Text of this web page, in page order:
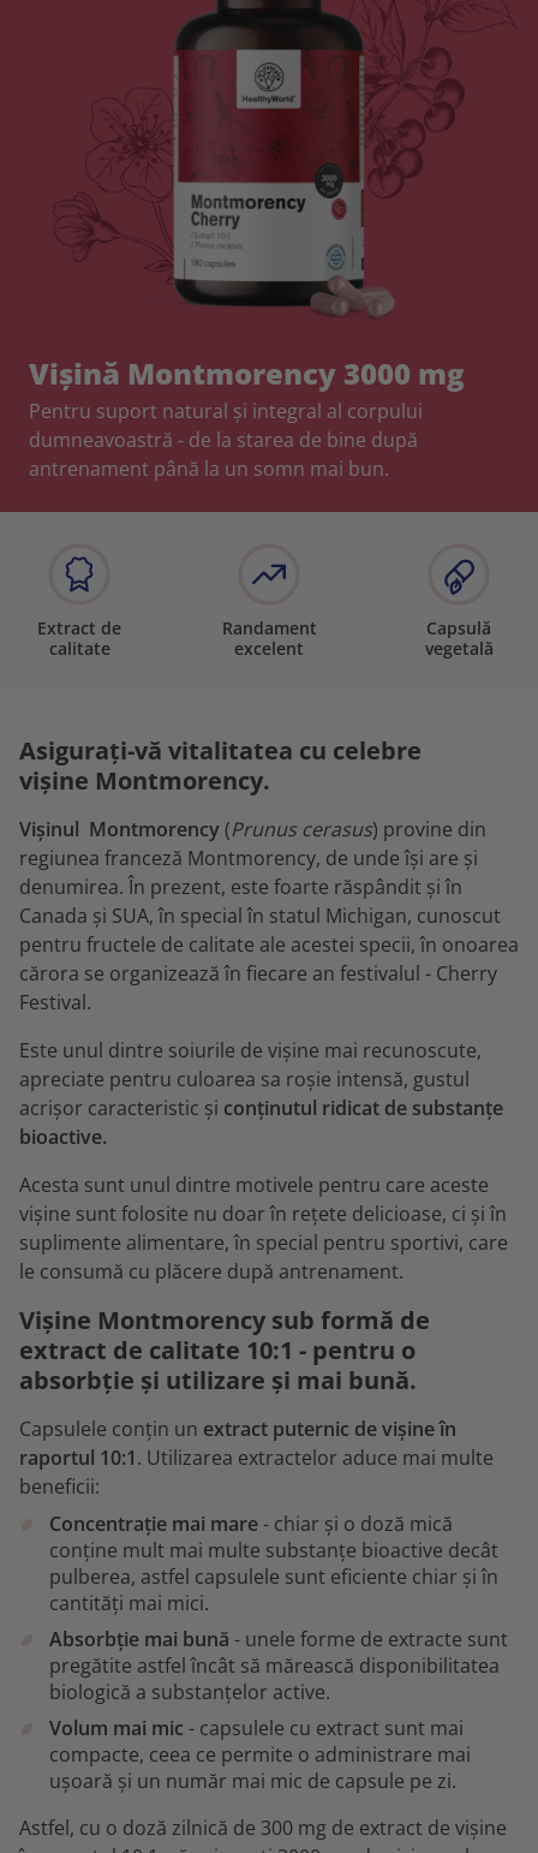
Vișină Montmorency 3000 mg
Pentru suport natural și integral al corpului
dumneavoastră - de la starea de bine după
antrenament până la un somn mai bun.
Extract de
calitate
Randament
excelent
Capsulă
vegetală
Asigurați-vă vitalitatea cu celebre
vișine Montmorency.
Vișinul Montmorency(Prunus cerasus) provine din
regiunea franceză Montmorency, de unde își are și
denumirea. În prezent, este foarte răspândit și în
Canada și SUA, în special în statul Michigan, cunoscut
pentru fructele de calitate ale acestei specii, în onoarea
cărora se organizează în fiecare an festivalul - Cherry
Festival.
Este unul dintre soiurile de vișine mai recunoscute,
apreciate pentru culoarea sa roșie intensă, gustul
acrișor caracteristic și conținutul ridicat de substanțe
bioactive.
Acesta sunt unul dintre motivele pentru care aceste
vișine sunt folosite nu doar în rețete delicioase, ci și în
suplimente alimentare, în special pentru sportivi, care
le consumă cu plăcere după antrenament.
Vișine Montmorency sub formă de
extract de calitate 10:1 - pentru o
absorbție și utilizare și mai bună.
Capsulele conțin un extract puternic de vișine în
raportul 10:1. Utilizarea extractelor aduce mai multe
beneficii:
Concentrație mai mare- chiar și o doză mică
conține mult mai multe substanțe bioactive decât
pulberea, astfel capsulele sunt eficiente chiar și în
cantități mai mici.
Absorbție mai bună - unele forme de extracte sunt
pregătite astfel încât să mărească disponibilitatea
biologică a substanțelor active.
Volum mai mic - capsulele cu extract sunt mai
compacte, ceea ce permite o administrare mai
ușoară și un număr mai mic de capsule pe zi.
Astfel, cu o doză zilnică de 300 mg de extract de vișine